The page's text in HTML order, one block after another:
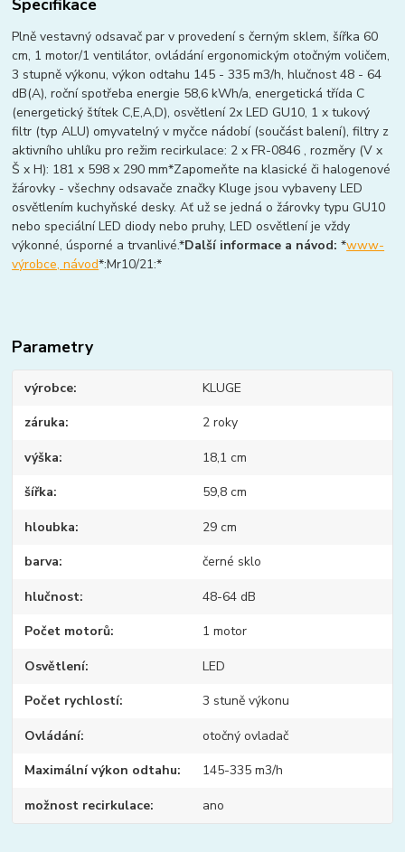
Specifikace
Plně vestavný odsavač par v provedení s černým sklem, šířka 60
cm, 1 motor/1 ventilátor, ovládání ergonomickým otočným voličem,
3 stupně výkonu, výkon odtahu 145 - 335 m3/h, hlučnost 48 - 64
dB(A), roční spotřeba energie 58,6 kWh/a, energetická třída C
(energetický štítek C,E,A,D), osvětlení 2x LED GU10, 1 x tukový
filtr (typ ALU) omyvatelný v myčce nádobí (součást balení), filtry z
aktivního uhlíku pro režim recirkulace: 2 x FR-0846 , rozměry (V x
Š x H): 181 x 598 x 290 mm*Zapomeňte na klasické či halogenové
žárovky - všechny odsavače značky Kluge jsou vybaveny LED
osvětlením kuchyňské desky. Ať už se jedná o žárovky typu GU10
nebo speciální LED diody nebo pruhy, LED osvětlení je vždy
výkonné, úsporné a trvanlivé.*Další informace a návod: *www-
výrobce, návod*:Mr10/21:*
Parametry
výrobce KLUGE
záruka 2 roky
výška 18,1 cm
šířka 59,8 cm
hloubka 29 cm
barva černé sklo
hlučnost 48-64 dB
Počet motorů 1 motor
Osvětlení LED
Počet rychlostí 3 stuně výkonu
Ovládání otočný ovladač
Maximální výkon odtahu 145-335 m3/h
možnost recirkulace ano